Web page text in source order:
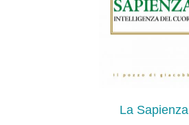
La Sapienza